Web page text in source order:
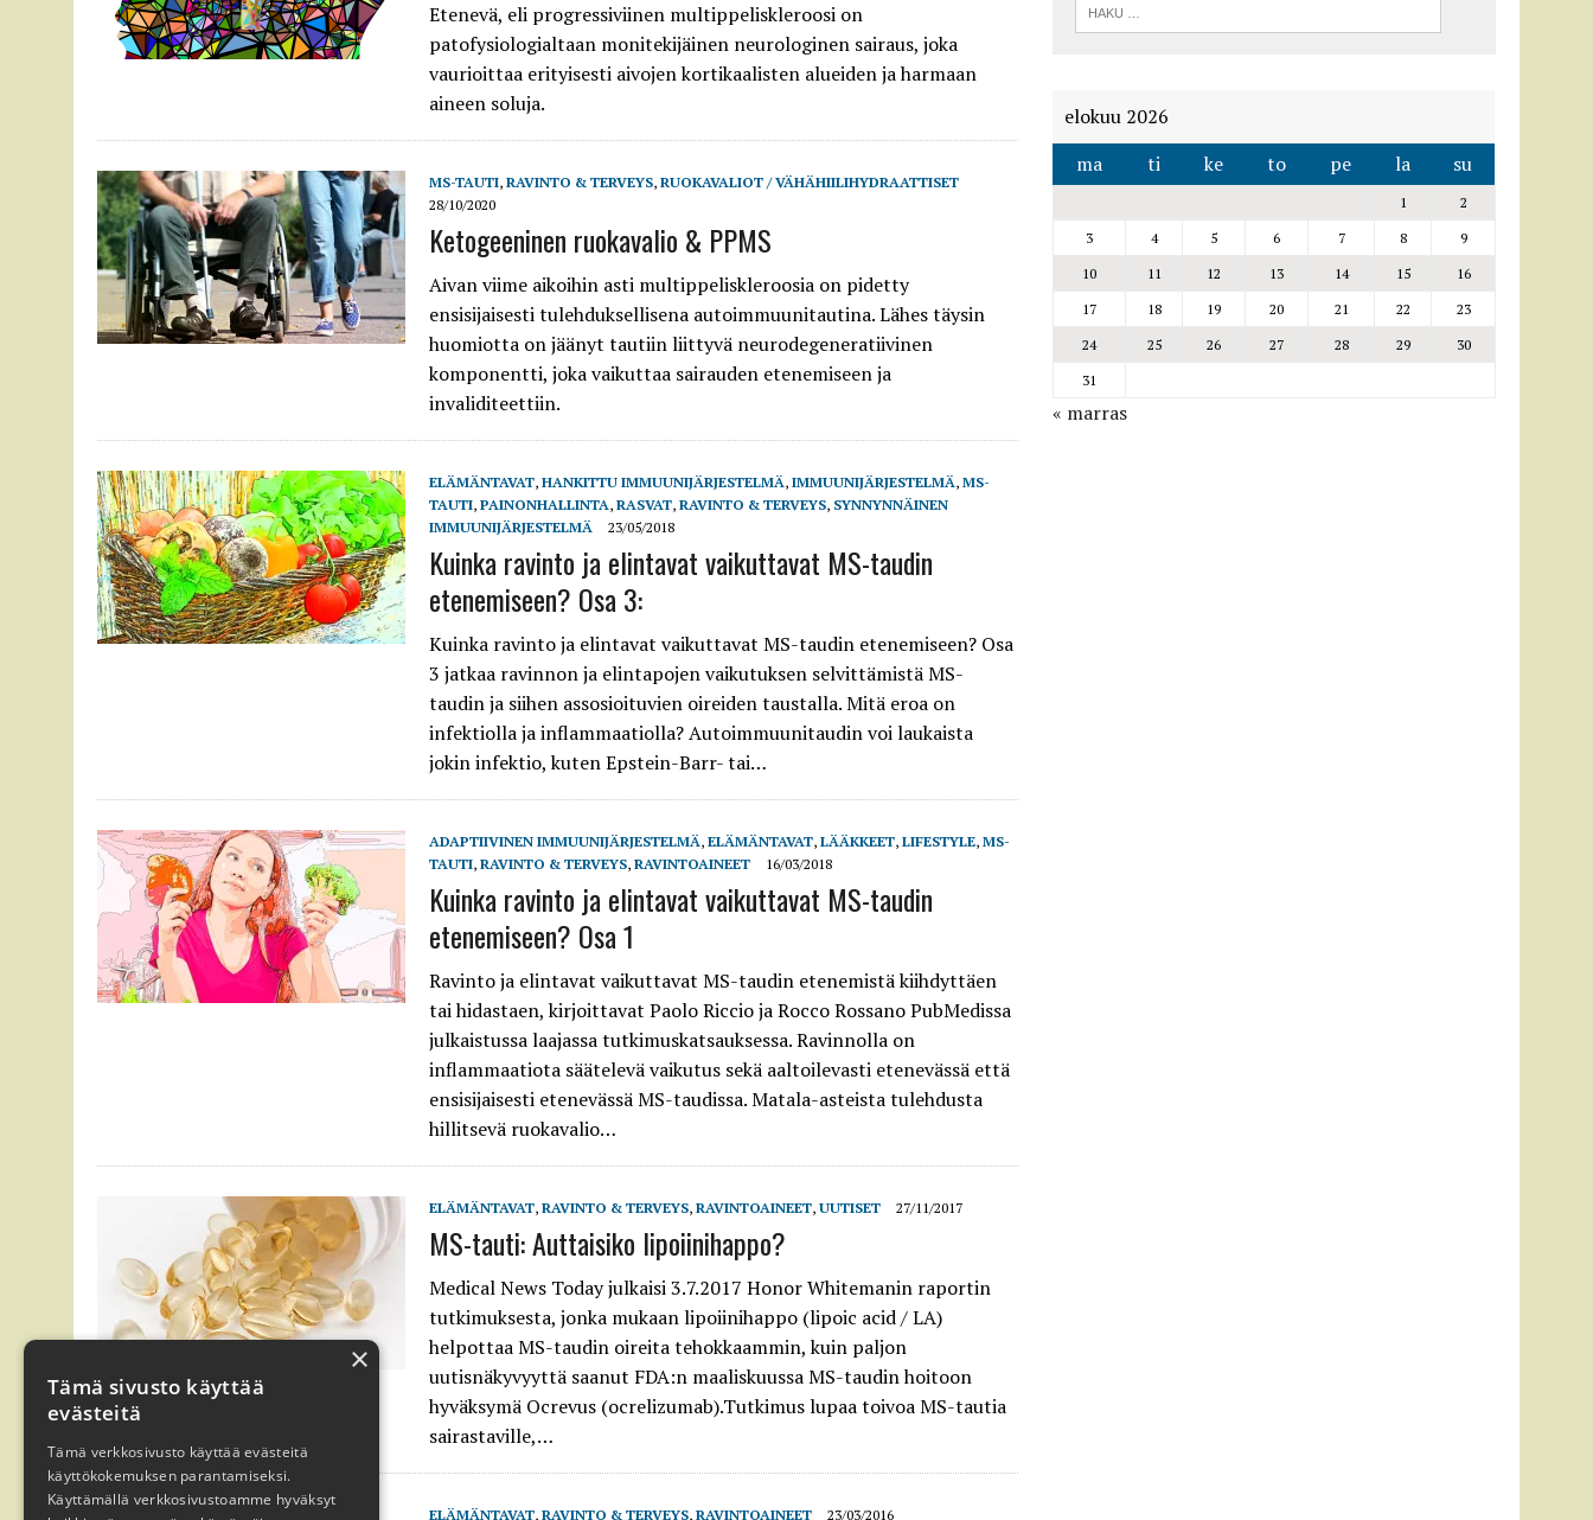
Etenevä, eli progressiviinen multippeliskleroosi on
patofysiologialtaan monitekijäinen neurologinen sairaus, joka
vaurioittaa erityisesti aivojen kortikaalisten alueiden ja harmaan
aineen soluja.
MS-TAUTI, RAVINTO & TERVEYS, RUOKAVALIOT / VÄHÄHIILIHYDRAATTISET
28/10/2020
Ketogeeninen ruokavalio & PPMS
Aivan viime aikoihin asti multippeliskleroosia on pidetty
ensisijaisesti tulehduksellisena autoimmuunitautina. Lähes täysin
huomiotta on jäänyt tautiin liittyvä neurodegeneratiivinen
komponentti, joka vaikuttaa sairauden etenemiseen ja
invaliditeettiin.
ELÄMÄNTAVAT, HANKITTU IMMUUNIJÄRJESTELMÄ, IMMUUNIJÄRJESTELMÄ, MS-
TAUTI, PAINONHALLINTA, RASVAT, RAVINTO & TERVEYS, SYNNYNNÄINEN
IMMUUNIJÄRJESTELMÄ
23/05/2018
Kuinka ravinto ja elintavat vaikuttavat MS-taudin
etenemiseen? Osa 3:
Kuinka ravinto ja elintavat vaikuttavat MS-taudin etenemiseen? Osa
3 jatkaa ravinnon ja elintapojen vaikutuksen selvittämistä MS-
taudin ja siihen assosioituvien oireiden taustalla. Mitä eroa on
infektiolla ja inflammaatiolla? Autoimmuunitaudin voi laukaista
jokin infektio, kuten Epstein-Barr- tai…
ADAPTIIVINEN IMMUUNIJÄRJESTELMÄ, ELÄMÄNTAVAT, LÄÄKKEET, LIFESTYLE, MS-
TAUTI, RAVINTO & TERVEYS, RAVINTOAINEET 16/03/2018
Kuinka ravinto ja elintavat vaikuttavat MS-taudin
etenemiseen? Osa 1
Ravinto ja elintavat vaikuttavat MS-taudin etenemistä kiihdyttäen
tai hidastaen, kirjoittavat Paolo Riccio ja Rocco Rossano PubMedissa
julkaistussa laajassa tutkimuskatsauksessa. Ravinnolla on
inflammaatiota säätelevä vaikutus sekä aaltoilevasti etenevässä että
ensisijaisesti etenevässä MS-taudissa. Matala-asteista tulehdusta
hillitsevä ruokavalio…
ELÄMÄNTAVAT, RAVINTO & TERVEYS, RAVINTOAINEET, UUTISET 27/11/2017
MS-tauti: Auttaisiko lipoiinihappo?
Medical News Today julkaisi 3.7.2017 Honor Whitemanin raportin
tutkimuksesta, jonka mukaan lipoiinihappo (lipoic acid / LA)
helpottaa MS-taudin oireita tehokkaammin, kuin paljon
uutisnäkyvyyttä saanut FDA:n maaliskuussa MS-taudin hoitoon
hyväksymä Ocrevus (ocrelizumab).Tutkimus lupaa toivoa MS-tautia
sairastaville,…
ELÄMÄNTAVAT, RAVINTO & TERVEYS, RAVINTOAINEET 23/03/2016
elokuu 2026
ma
ti ke to pe la su
1
2
3
4 5 6 7 8
9
10
11 12 13 14 15
16
17
18 19 20 21 22
23
24
25 26 27 28 29
30
31
« marras
×
Tämä sivusto käyttää
evästeitä
Tämä verkkosivusto käyttää evästeitä
käyttökokemuksen parantamiseksi.
Käyttämällä verkkosivustoamme hyväksyt